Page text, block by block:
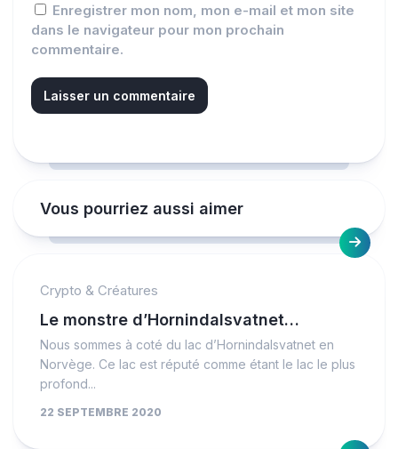
Enregistrer mon nom, mon e-mail et mon site
dans le navigateur pour mon prochain
commentaire.
Vous pourriez aussi aimer
Crypto & Créatures
Le monstre d’Hornindalsvatnet…
Nous sommes à coté du lac d’Hornindalsvatnet en
Norvège. Ce lac est réputé comme étant le lac le plus
profond...
22 SEPTEMBRE 2020